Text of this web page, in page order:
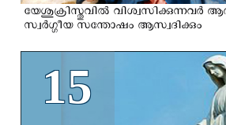
യേശുക്രിസ്തുവിൽ വിശ്വസിക്കുന്നവർ
സ്വര്‍ഗ്ഗീയ സന്തോഷം ആസ്വദിക്കും
15